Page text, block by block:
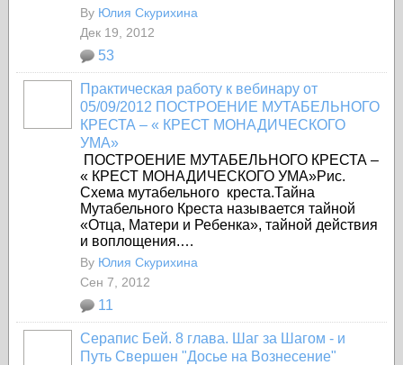
By Юлия Скурихина
Дек 19, 2012
53
Практическая работу к вебинару от
05/09/2012 ПОСТРОЕНИЕ МУТАБЕЛЬНОГО
КРЕСТА – « КРЕСТ МОНАДИЧЕСКОГО
УМА»
ПОСТРОЕНИЕ МУТАБЕЛЬНОГО КРЕСТА –
« КРЕСТ МОНАДИЧЕСКОГО УМА»Рис.
Схема мутабельного креста.Тайна
Мутабельного Креста называется тайной
«Отца, Матери и Ребенка», тайной действия
и воплощения.…
By Юлия Скурихина
Сен 7, 2012
11
Серапис Бей. 8 глава. Шаг за Шагом - и
Путь Свершен "Досье на Вознесение"